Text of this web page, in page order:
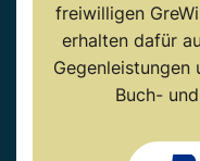
freiwilligen
erhalten dafür
Gegenleistungen
Buch-